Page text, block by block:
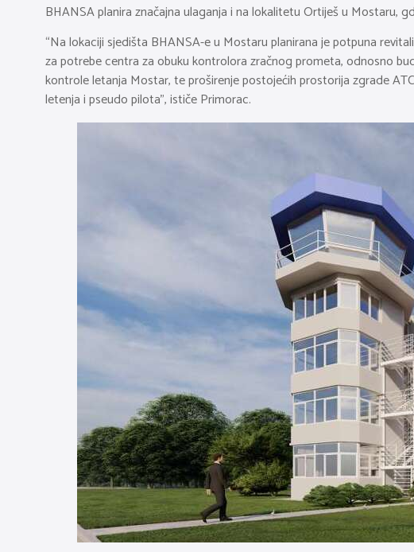
BHANSA planira značajna ulaganja i na lokalitetu Ortiješ u Mostaru,
“Na lokaciji sjedišta BHANSA-e u Mostaru planirana je potpuna
za potrebe centra za obuku kontrolora zračnog prometa, odnosno
kontrole letanja Mostar, te proširenje postojećih prostorija zgrade
letenja i pseudo pilota”, ističe Primorac.